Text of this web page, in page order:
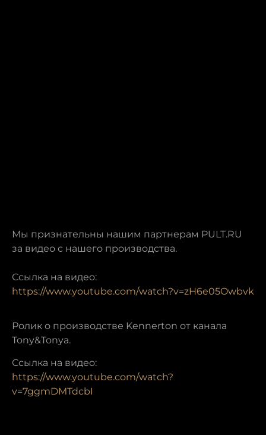
Мы признательны нашим партнерам PULT.RU
за видео с нашего производства.
Ссылка на видео:
https://www.youtube.com/watch?v=zH6e05Owbvk
Ролик о производстве Kennerton от канала
Tony&Tonya.
Ссылка на видео:
https://www.youtube.com/watch?
v=7ggmDMTdcbI